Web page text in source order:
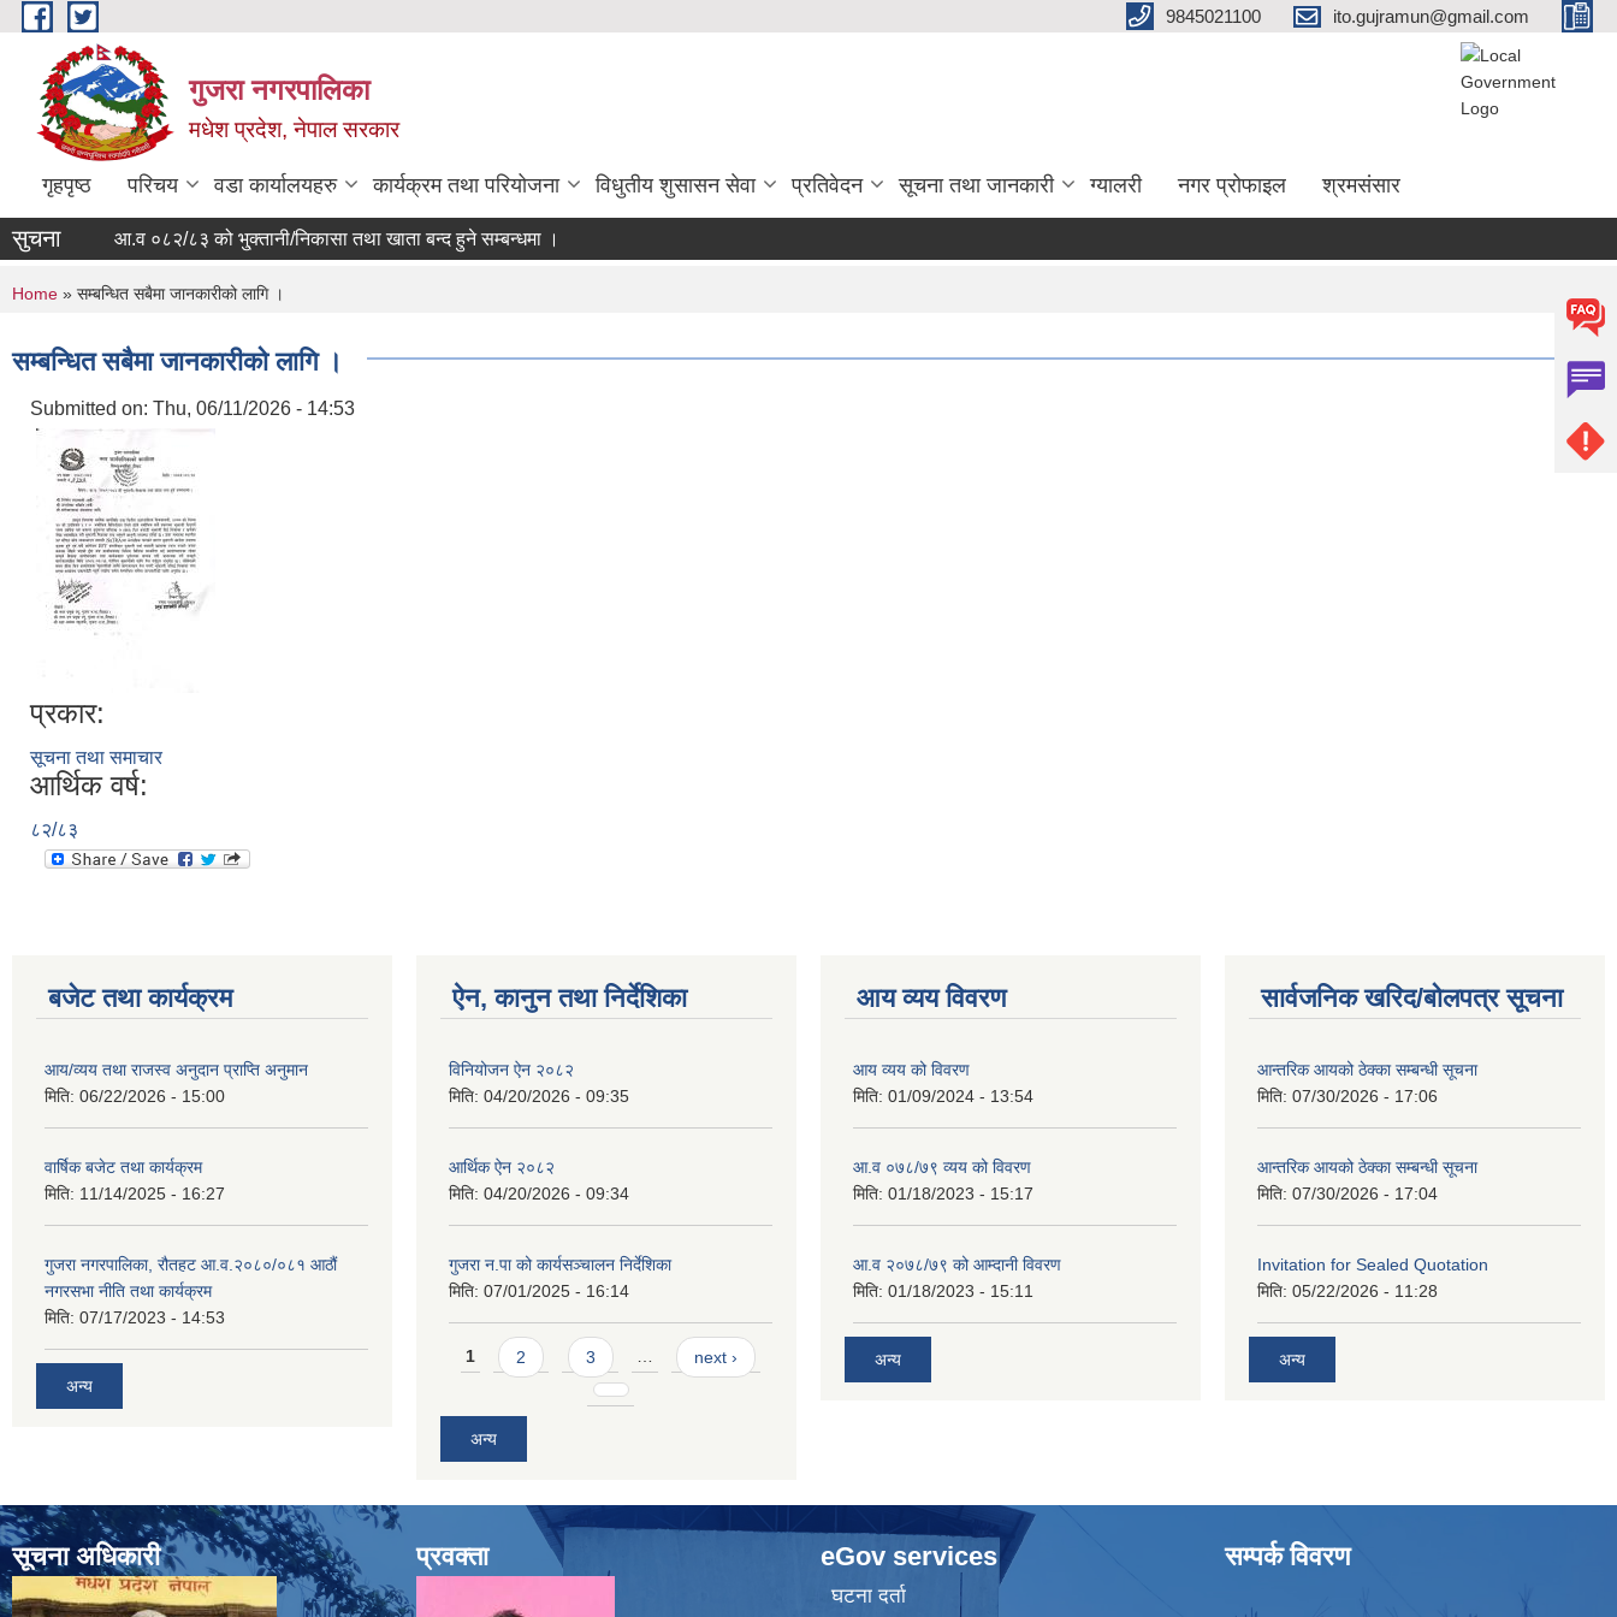
Skip to main content 9845021100 ito.gujramun@gmail.com
गुजरा नगरपालिका
मधेश प्रदेश, नेपाल सरकार
गृहपृष्ठ परिचय वडा कार्यालयहरु कार्यक्रम तथा परियोजना विधुतीय शुसासन सेवा प्रतिवेदन सूचना तथा जानकारी ग्यालरी नगर प्रोफाइल श्रमसंसार
सुचना आ.व ०८२/८३ को भु्क्तानी/निकासा तथा खाता बन्द हुने सम्बन्धमा ।
You are here
Home » सम्बन्धित सबैमा जानकारीको लागि ।
सम्बन्धित सबैमा जानकारीको लागि ।
Submitted on: Thu, 06/11/2026 - 14:53
प्रकार:
सूचना तथा समाचार
आर्थिक वर्ष:
८२/८३
बजेट तथा कार्यक्रम
आय/व्यय तथा राजस्व अनुदान प्राप्ति अनुमान
मिति: 06/22/2026 - 15:00
वार्षिक बजेट तथा कार्यक्रम
मिति: 11/14/2025 - 16:27
गुजरा नगरपालिका, रौतहट आ.व.२०८०/०८१ आठौं
नगरसभा नीति तथा कार्यक्रम
मिति: 07/17/2023 - 14:53
अन्य
ऐन, कानुन तथा निर्देशिका
विनियोजन ऐन २०८२
मिति: 04/20/2026 - 09:35
आर्थिक ऐन २०८२
मिति: 04/20/2026 - 09:34
गुजरा न.पा को कार्यसञ्चालन निर्देशिका
मिति: 07/01/2025 - 16:14
Pages
1 2 3 … next ›
अन्य
आय व्यय विवरण
आय व्यय को विवरण
मिति: 01/09/2024 - 13:54
आ.व ०७८/७९ व्यय को विवरण
मिति: 01/18/2023 - 15:17
आ.व २०७८/७९ को आम्दानी विवरण
मिति: 01/18/2023 - 15:11
अन्य
सार्वजनिक खरिद/बोलपत्र सूचना
आन्तरिक आयको ठेक्का सम्बन्धी सूचना
मिति: 07/30/2026 - 17:06
आन्तरिक आयको ठेक्का सम्बन्धी सूचना
मिति: 07/30/2026 - 17:04
Invitation for Sealed Quotation
मिति: 05/22/2026 - 11:28
अन्य
सूचना अधिकारी प्रवक्ता eGov services
घटना दर्ता
सम्पर्क विवरण